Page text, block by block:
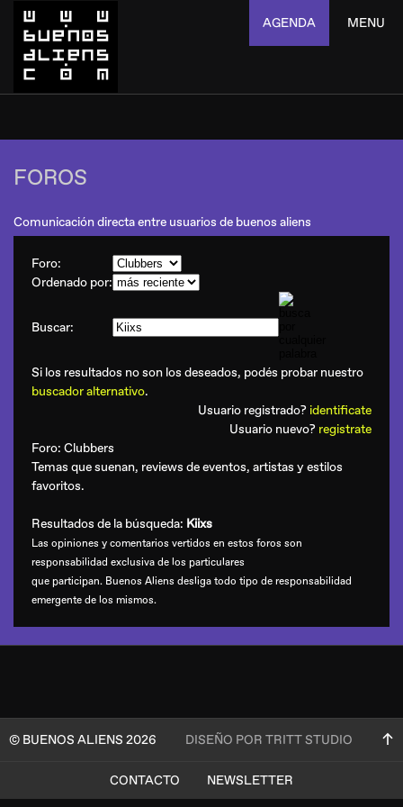
AGENDA MENU
FOROS
Comunicación directa entre usuarios de buenos aliens
Foro:
Ordenado por:
Buscar:
Si los resultados no son los deseados, podés probar nuestro
buscador alternativo.
Usuario registrado? identificate
Usuario nuevo? registrate
Foro: Clubbers
Temas que suenan, reviews de eventos, artistas y estilos
favoritos.
Resultados de la búsqueda: Kiixs
Las opiniones y comentarios vertidos en estos foros son
responsabilidad exclusiva de los particulares
que participan. Buenos Aliens desliga todo tipo de responsabilidad
emergente de los mismos.
© BUENOS ALIENS 2026 DISEÑO POR TRITT STUDIO
CONTACTO
NEWSLETTER